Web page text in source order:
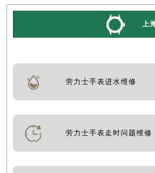
上
劳力士手表进水维修
劳力士手表走时问题维修